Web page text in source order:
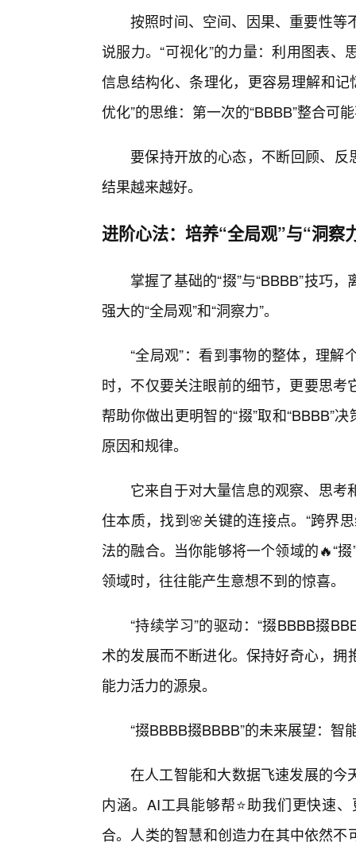
按照时间、空间、因果、重要性等
说服力。“可视化”的力量：利用图表
信息结构化、条理化，更容易理解和记
优化”的思维：第一次的“BBBB”整合可
要保持开放的心态，不断回顾、
结果越来越好。
进阶心法：培养“全局观”与“洞察
掌握了基础的“掇”与“BBBB”技巧
强大的“全局观”和“洞察力”。
“全局观”：看到事物的整体，理
时，不仅要关注眼前的细节，更要思
帮助你做出更明智的“掇”取和“BBBB”
原因和规律。
它来自于对大量信息的观察、思
住本质，找到🌸关键的连接点。“跨界
法的融合。当你能够将一个领域的🔥“
领域时，往往能产生意想不到的惊喜。
“持续学习”的驱动：“掇BBBB掇
术的发展而不断进化。保持好奇心，拥
能力活力的源泉。
“掇BBBB掇BBBB”的未来展望：智
在人工智能和大数据飞速发展的今
内涵。AI工具能够帮⭐助我们更快速
合。人类的智慧和创造力在其中依然